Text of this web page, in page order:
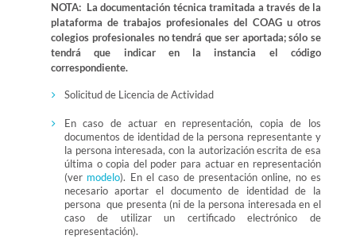
NOTA: La documentación técnica tramitada a través de la
plataforma de trabajos profesionales del COAG u otros
colegios profesionales no tendrá que ser aportada; sólo se
tendrá que indicar en la instancia el código
correspondiente.
Solicitud de Licencia de Actividad
En caso de actuar en representación, copia de los
documentos de identidad de la persona representante y
la persona interesada, con la autorización escrita de esa
última o copia del poder para actuar en representación
(ver modelo). En el caso de presentación online, no es
necesario aportar el documento de identidad de la
persona que presenta (ni de la persona interesada en el
caso de utilizar un certificado electrónico de
representación).